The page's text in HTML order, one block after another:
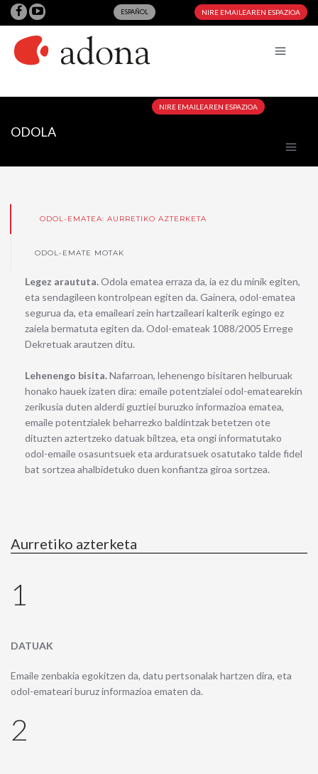
ESPAÑOL NIRE EMAILEAREN ESPAZIOA
NIRE EMAILEAREN ESPAZIOA
ODOLA
ODOL-EMATEA: AURRETIKO AZTERKETA
ODOL-EMATE MOTAK
Legez araututa.Odola ematea erraza da, ia ez du minik egiten,
eta sendagileen kontrolpean egiten da. Gainera, odol-ematea
segurua da, eta emaileari zein hartzaileari kalterik egingo ez
zaiela bermatuta egiten da. Odol-emateak 1088/2005 Errege
Dekretuak arautzen ditu.
Lehenengo bisita.Nafarroan, lehenengo bisitaren helburuak
honako hauek izaten dira: emaile potentzialei odol-ematearekin
zerikusia duten alderdi guztiei buruzko informazioa ematea,
emaile potentzialek beharrezko baldintzak betetzen ote
dituzten aztertzeko datuak biltzea, eta ongi informatutako
odol-emaile osasuntsuek eta arduratsuek osatutako talde fidel
bat sortzea ahalbidetuko duen konfiantza giroa sortzea.
Aurretiko azterketa
1
DATUAK
Emaile zenbakia egokitzen da, datu pertsonalak hartzen dira, eta
odol-emateari buruz informazioa ematen da.
2